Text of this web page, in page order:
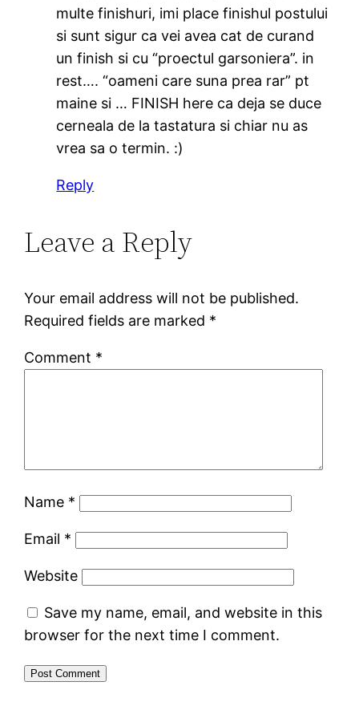
multe finishuri, imi place finishul postului
si sunt sigur ca vei avea cat de curand
un finish si cu “proectul garsoniera”. in
rest…. “oameni care suna prea rar” pt
maine si … FINISH here ca deja se duce
cerneala de la tastatura si chiar nu as
vrea sa o termin. :)
Reply
Leave a Reply
Your email address will not be published.
Required fields are marked *
Comment *
Name *
Email *
Website
Save my name, email, and website in this
browser for the next time I comment.